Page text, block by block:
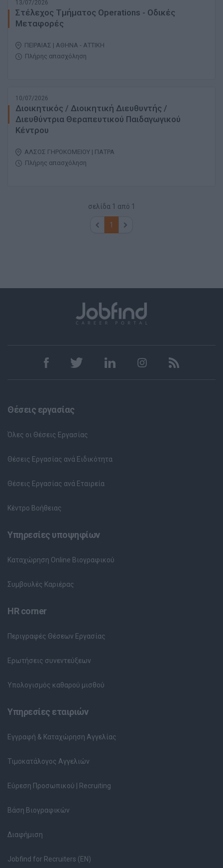
13/07/2026
Στέλεχος Τμήματος Operations - Οδικές
Μεταφορές
ΠΕΙΡΑΙΑΣ | ΑΘΗΝΑ - ΑΤΤΙΚΗ
Πλήρης απασχόληση
10/07/2026
Διοικητικός / Διοικητική Διευθυντής /
Διευθύντρια Θεραπευτικού Παιδαγωγικού
Κέντρου
ΑΛΣΟΣ ΓΗΡΟΚΟΜΕΙΟΥ | ΠΑΤΡΑ
Πλήρης απασχόληση
σελίδα 1 από 1
1
Θέσεις εργασίας
Όλες οι Θέσεις Εργασίας
Θέσεις Εργασίας ανά Ειδικότητα
Θέσεις Εργασίας ανά Εταιρεία
Κέντρο Βοήθειας
Υπηρεσίες υποψηφίων
Καταχώρηση Online Βιογραφικού
Συμβουλές Καριέρας
HR corner
Περιγραφές Θέσεων Εργασίας
Ερωτήσεις συνεντεύξεων
Υπολογισμός καθαρού μισθού
Υπηρεσίες εταιριών
Εγγραφή & Καταχώρηση Αγγελίας
Τιμοκατάλογος Αγγελιών
Εύρεση Προσωπικού | Recruiting
Βάση Βιογραφικών
Διαφήμιση
Jobfind for Recruiters (EN)